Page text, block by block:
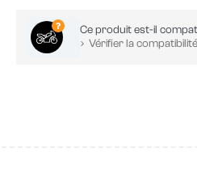
Ce produit est-il
Vérifier la compatibilité